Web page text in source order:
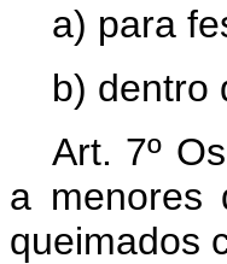
a) para
b) dentro
Art. 7º
a menores
queimados